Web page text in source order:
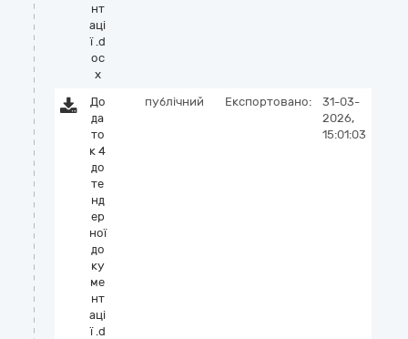
нт
аці
ї .d
oc
x
До
да
то
к 4
до
те
нд
ер
ної
до
ку
ме
нт
аці
ї .d
публічний Експортовано:
31-03-
2026,
15:01:03